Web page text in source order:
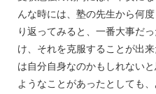
んな時には、塾の先生から何
り返ってみると、一番大事だ
け、それを克服することが出
は自分自身なのかもしれない
ようなことがあったとしても